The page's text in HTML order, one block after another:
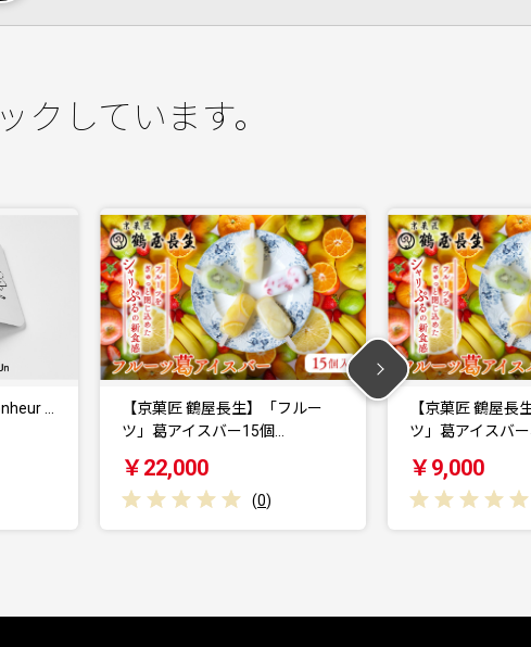
しています。
長生】「フルー
【京菓匠 鶴屋長生】「フルー
ツ」葛アイスバー5個入…
￥9,000
【京
イス